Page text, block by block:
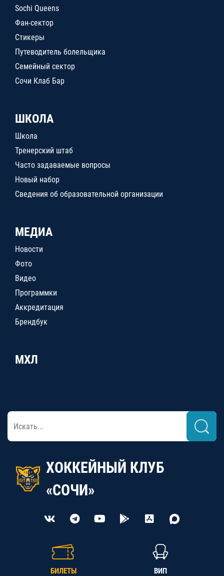
Sochi Queens
Фан-сектор
Стикеры
Путеводитель болельщика
Семейный сектор
Сочи Клаб Бар
ШКОЛА
Школа
Тренерский штаб
Часто задаваемые вопросы
Новый набор
Сведения об образовательной организации
МЕДИА
Новости
Фото
Видео
Программки
Аккредитация
Брендбук
МХЛ
ХОККЕЙНЫЙ КЛУБ
«СОЧИ»
БИЛЕТЫ ВИП